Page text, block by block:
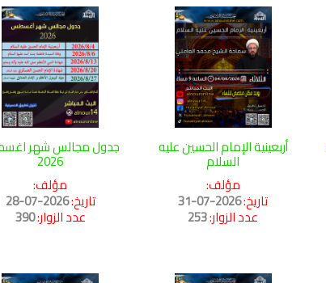
أربعينية الإمام الحسين عليه
السلام
مؤلف:
تاريخ:2026-07-31
عدد الزوار:253
جدول مجالس شهر
2026
مؤلف:
تاريخ:2026-07-28
عدد الزوار:390